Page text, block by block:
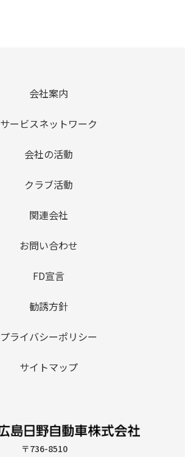
〒736-8510
会社案内
サービスネットワーク
会社の活動
クラブ活動
関連会社
お問い合わせ
FD宣言
勧誘方針
プライバシーポリシー
サイトマップ